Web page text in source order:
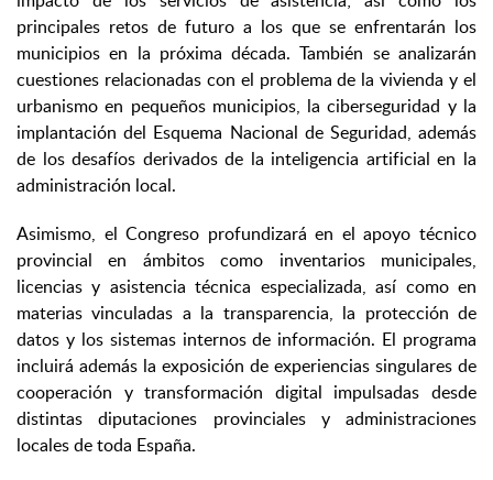
principales retos de futuro a los que se enfrentarán los
municipios en la próxima década. También se analizarán
cuestiones relacionadas con el problema de la vivienda y el
urbanismo en pequeños municipios, la ciberseguridad y la
implantación del Esquema Nacional de Seguridad, además
de los desafíos derivados de la inteligencia artificial en la
administración local.
Asimismo, el Congreso profundizará en el apoyo técnico
provincial en ámbitos como inventarios municipales,
licencias y asistencia técnica especializada, así como en
materias vinculadas a la transparencia, la protección de
datos y los sistemas internos de información. El programa
incluirá además la exposición de experiencias singulares de
cooperación y transformación digital impulsadas desde
distintas diputaciones provinciales y administraciones
locales de toda España.